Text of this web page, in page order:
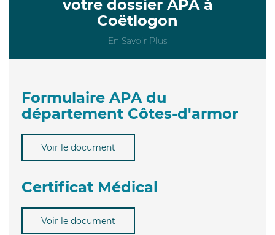
votre dossier APA à
Coëtlogon
En Savoir Plus
Formulaire APA du
département Côtes-d'armor
Voir le document
Certificat Médical
Voir le document